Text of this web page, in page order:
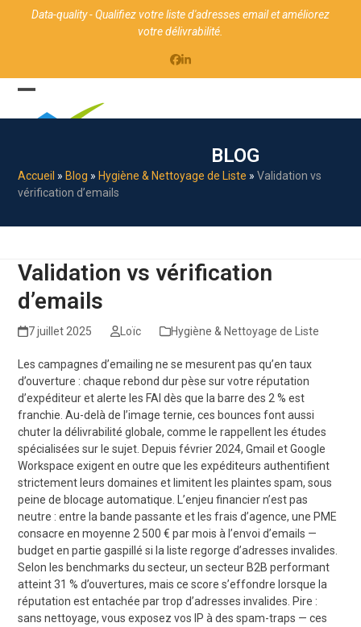
Data-quality - Qualifiez votre liste d'adresses email et améliorez
votre délivrabilité.
Facebook
LinkedIn
Open
Close
BLOG
Accueil » Blog » Hygiène & Nettoyage de Liste »Validation vs
vérification d’emails
Validation vs vérification
d’emails
7 juillet 2025 Loïc Hygiène & Nettoyage de Liste
Les campagnes d’emailing ne se mesurent pas qu’en taux
d’ouverture : chaque rebond dur pèse sur votre réputation
d’expéditeur et alerte les FAI dès que la barre des 2 % est
franchie. Au-delà de l’image ternie, ces bounces font aussi
chuter la délivrabilité globale, comme le rappellent les études
spécialisées sur le sujet. Depuis février 2024, Gmail et Google
Workspace exigent en outre que les expéditeurs authentifient
strictement leurs domaines et limitent les plaintes spam, sous
peine de blocage automatique. L’enjeu financier n’est pas
neutre : entre la bande passante et les frais d’agence, une PME
consacre en moyenne 2 500 € par mois à l’envoi d’emails —
budget en partie gaspillé si la liste regorge d’adresses invalides.
Selon les benchmarks du secteur, un secteur B2B performant
atteint 31 % d’ouvertures, mais ce score s’effondre lorsque la
réputation est entachée par trop d’adresses invalides. Pire :
sans nettoyage, vous exposez vos IP à des spam-traps — ces
Panneau de gestion des cookies